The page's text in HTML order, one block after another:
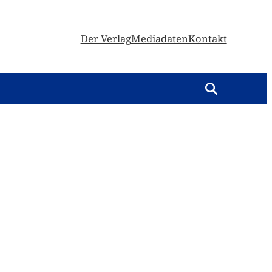
Der VerlagMediadatenKontakt